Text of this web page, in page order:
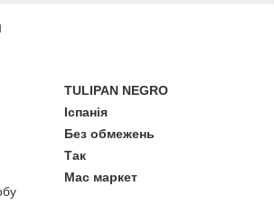
TULIPAN NEGRO
Іспанія
Без обмежень
Так
Мас маркет